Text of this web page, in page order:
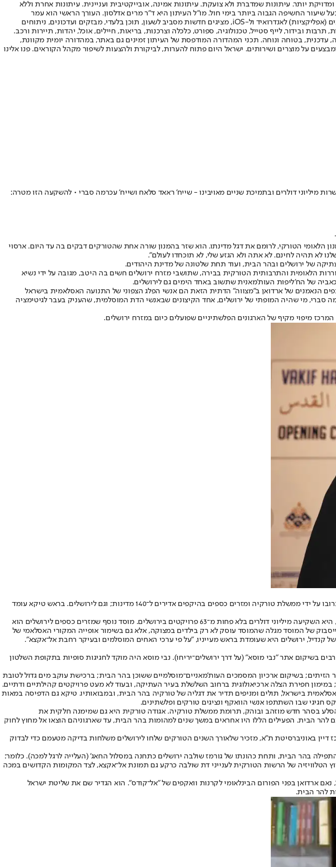
יותר. עיתונות שמדברת ולא צועקת. עיתונות אמינה, אובייקטיבית ועניינית. עיתונות אחרת וללא
וב-2010 הפך "ישראל היום" לעיתון הישראלי בעל שיעור החשיפה הגבוה ביותר בימי חול. מו"ל העיתון היא ד"ר מרים אדלסון. העורך הראשי הוא עמר
לחמנוביץ, והעורך המייסד הוא עמוס רגב. אתרי האינטרנט של "ישראל היום" בעברית ובאנגלית, כמו כן היישומונים (אפליקציות) לאנדרואיד ול-iOS, מציגים חדשות מסביב לשעון, תוכן בלעדי, מבזקים ועדכונים, ניתוחים
ובידור, לייף סטייל, טכנולוגיה, ספורט, כלכלה וצרכנות, בריאות, חיילים, אוכל, יהדות, תיירות ורכב.
עדכנית, בטוחה ונוחה. תכני המהדורה המודפסת של העיתון זמינים גם באתר, במהדורה יומית מקוונת,
על מוצרים ושירותים. ישראל היום פתוח להערות, לביקורת ולהצעות לשיפור מקהל הקוראים. פנו אלינו
מיליוני דולרים ובתמיכת שניים מאויבינו - שייח' ראאד סלאח ושייח' עכרמה סברי • להשקעה הזו מטרה:
הטורקי, לרומם את דגל מדינתו. הוא שזר בהמנון שורה אחת שהטורקים דבקים בה עד היום. ארסוי
לא תהיה לחינם. לא אתה ולא הגזע שלי, לא תוכחדו לעולם".
הלאומית והתרבותית הטורקית בבירה, שתושבי מזרח ירושלים חשים בה היטב, מגובה על ידי נשיא
של הח'ליפות העות'מאנית שתשוב באחד הימים גם לירושלים.
הנאמנים של ארדואן ב"מצווה" הדתית הזאת הם אנשי הפלג הצפוני של התנועה האסלאמית בישראל
סברי, מי שהיה המופתי של ירושלים, אחד הקיצונים שבאנשי הדת המוסלמית, שהעניק בעבר לגיטימציה
מיפוי מקיף של הארגונים הפלשתיניים שפועלים כיום במזרח ירושלים.
הכסף הטורקי, כך מתברר, זורם לירושלים באמצעות כמה וכמה גופים. המשמעותי מכולם הוא "טיקא", שממומן ברובו על ידי ממשלת טורקיה ומזרים כספים בהיקפים אדירים ל־140 מדינות; וגם לירושלים. בראש טיקא עומד
אנשי מרכז המידע למודיעין ולטרור מצאו לאחרונה כי מאז הקמת השלוחה של טיקא ברמאללה ב־2004 ועד 2014, היא השקיעה מיליוני דולרים בלא פחות מ־63 פרויקטים בירושלים. מוסד נוסף שמזרים כספים לירושלים הוא
של המוסד מגלה שהמוסד עוסק לא רק בילדים במצוקה, אלא גם בשימור אופייה המקורי האסלאמי של
אתר "נבי מוסא" (על דרך ירושלים־יריחו). נבי מוסא היה מוקד לחגיגות סופיות בתקופת השלטון
בשיקום ארכיון המסמכים העות'מאניים־מוסלמיים ששוכן בהר הבית; ברכישת עוקב מים גדול לטובת
חפירת הצלה ארכיאולוגית ברחוב השלשלת בעיר העתיקה, ובעוד לא מעט פרויקטים קהילתיים ודתיים.
בישראל, תולים ומניפים תדיר את דגליה של טורקיה בהר הבית, ובמבואותיו. טיקא גם הדפיסה במאות
בסהר חדש מוזהב ובוהק, תרומת ממשלת טורקיה. אגודה טורקית היא גם שמימנה חלקית את
להר הבית. הפעילים הללו היו אחראים במשך שנים למהומות בהר הבית, עד שארגוניהם הוצאו אל מחוץ לחוק
באוניברסיטת ת"א, מזכיר שלאורך השנים הטורקים שלחו לירושלים משלחות בדיקה מטעמם כדי לבדוק
בהר הבית, ותחת כהונתו של גורמז שולבה ירושלים כתחנה במסלול החאג' (העלייה לרגל למכה). כלומר:
הטלוויזיה של הרשות הטורקית לענייני דת שולבה כרקע גם תמונת אל־אקצא, לצד המקומות הקדושים במכה
ארדואן בפני הפורום הבינלאומי לקרנות וואקפים של "אל־קודס". הוא הגדיר שם את שליטת ישראל
להר הבית.